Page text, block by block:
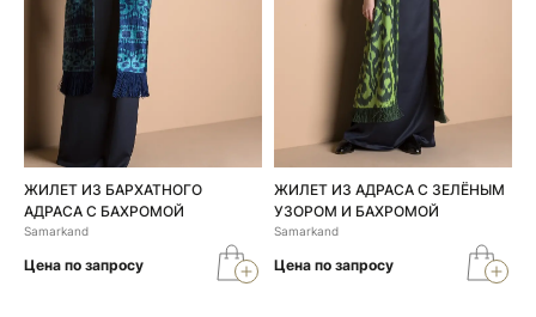
ЖИЛЕТ ИЗ БАРХАТНОГО
АДРАСА С БАХРОМОЙ
Samarkand
Цена по запросу
ЖИЛЕТ ИЗ АДРАСА С ЗЕЛЁНЫМ
УЗОРОМ И БАХРОМОЙ
Samarkand
Цена по запросу